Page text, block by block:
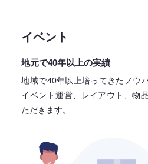
イベント
地元で40年以上の実績
地域で40年以上培ってきたノウ
イベント運営、レイアウト、物
ただきます。